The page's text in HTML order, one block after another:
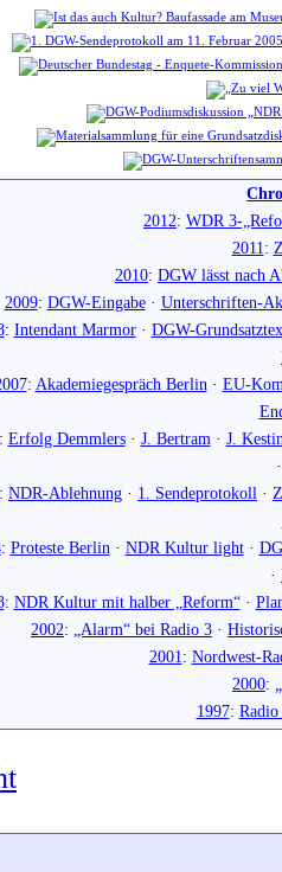
2012: WDR 3-
2011:
2010: DGW lässt nach
2009: DGW-Eingabe· Unterschriften-
: Intendant Marmor· DGW-
: Akademiegespräch Berlin · EU-
Erfolg Demmlers· J. Bertram · J.
: NDR-Ablehnung · 1. Sendeprotokoll ·
: Proteste Berlin · NDR Kultur light·
·
: NDR Kultur mit halber „Reform“·
2002: „Alarm“ bei Radio 3 ·
2001: Nordwest-
2000:
1997: